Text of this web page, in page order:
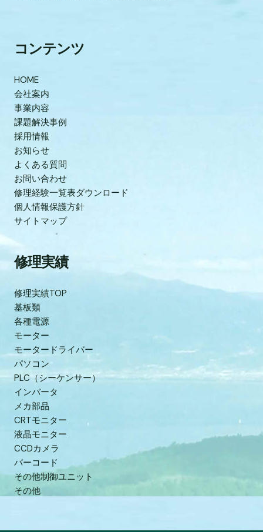
コンテンツ
HOME
会社案内
事業内容
課題解決事例
採用情報
お知らせ
よくある質問
お問い合わせ
修理経験一覧表ダウンロード
個人情報保護方針
サイトマップ
修理実績
修理実績TOP
基板類
各種電源
モーター
モータードライバー
パソコン
PLC（シーケンサー）
インバータ
メカ部品
CRTモニター
液晶モニター
CCDカメラ
バーコード
その他制御ユニット
その他